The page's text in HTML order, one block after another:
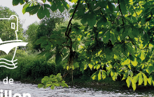
VILLE
SUR-SEINE